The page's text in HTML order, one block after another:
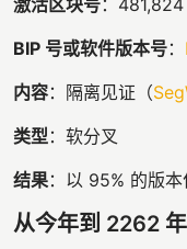
激活区块号：481,824
BIP 号或软件版本号：
内容：隔离见证（
类型：软分叉
结果：以 95% 的版本
从今年到 2262 年